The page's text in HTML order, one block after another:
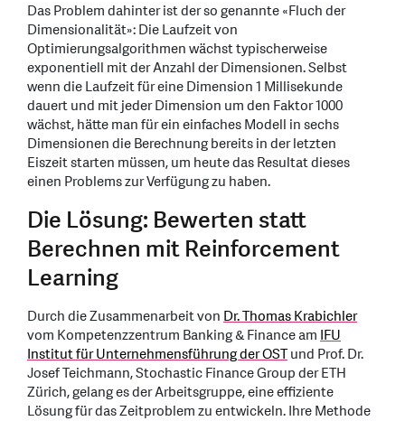
Das Problem dahinter ist der so genannte «Fluch der
Dimensionalität»: Die Laufzeit von
Optimierungsalgorithmen wächst typischerweise
exponentiell mit der Anzahl der Dimensionen. Selbst
wenn die Laufzeit für eine Dimension 1 Millisekunde
dauert und mit jeder Dimension um den Faktor 1000
wächst, hätte man für ein einfaches Modell in sechs
Dimensionen die Berechnung bereits in der letzten
Eiszeit starten müssen, um heute das Resultat dieses
einen Problems zur Verfügung zu haben.
Die Lösung: Bewerten statt
Berechnen mit Reinforcement
Learning
Durch die Zusammenarbeit von Dr. Thomas Krabichler
vom Kompetenzzentrum Banking & Finance am IFU
Institut für Unternehmensführung der OSTund Prof. Dr.
Josef Teichmann, Stochastic Finance Group der ETH
Zürich, gelang es der Arbeitsgruppe, eine effiziente
Lösung für das Zeitproblem zu entwickeln. Ihre Methode